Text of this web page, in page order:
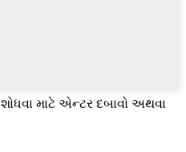
શોધવા માટે એન્ટર દબાવો અથવા